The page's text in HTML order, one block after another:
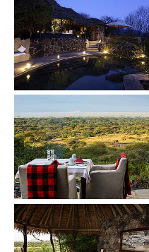
Show larger version